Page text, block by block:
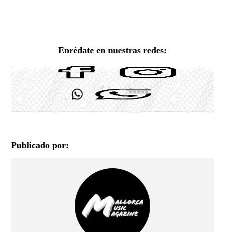
Enrédate en nuestras redes:
Publicado por: